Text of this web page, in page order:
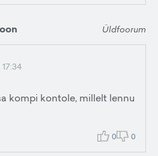
Üldfoorum
kompi kontole, millelt lennu
0 0